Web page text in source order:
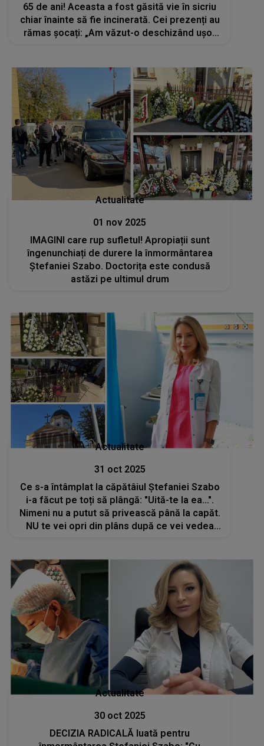
65 de ani! Aceasta a fost găsită vie în sicriu
chiar înainte să fie incinerată. Cei prezenți au
rămas șocați: „Am văzut-o deschizând ușor
Actualitate
01 nov 2025
IMAGINI care rup sufletul! Apropiații sunt
îngenunchiați de durere la înmormântarea
Ștefaniei Szabo. Doctorița este condusă
astăzi pe ultimul drum
Actualitate
31 oct 2025
Ce s-a întâmplat la căpătâiul Ștefaniei Szabo
i-a făcut pe toți să plângă: "Uită-te la ea...".
Nimeni nu a putut să privească până la capăt.
NU te vei opri din plâns după ce vei vedea
Actualitate
30 oct 2025
DECIZIA RADICALĂ luată pentru